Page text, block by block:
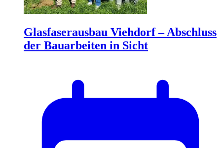
Glasfaserausbau Viehdorf – Abschluss
der Bauarbeiten in Sicht